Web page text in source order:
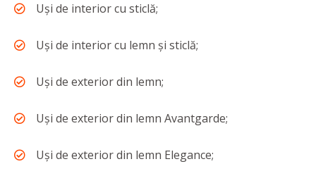
Uși de interior cu sticlă;
Uși de interior cu lemn și sticlă;
Uși de exterior din lemn;
Uși de exterior din lemn Avantgarde;
Uși de exterior din lemn Elegance;